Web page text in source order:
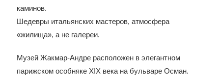
каминов.
Шедевры итальянских мастеров, атмосфера
«жилища», а не галереи.
Музей Жакмар-Андре расположен в элегантном
парижском особняке XIX века на бульваре Осман.